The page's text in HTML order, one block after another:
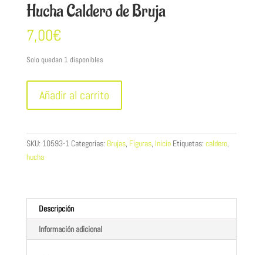
Hucha Caldero de Bruja
7,00€
Solo quedan 1 disponibles
Caldero
cantidad
Añadir al carrito
SKU: 10593-1 Categorías: Brujas, Figuras, Inicio Etiquetas: caldero,
hucha
Descripción
Información adicional